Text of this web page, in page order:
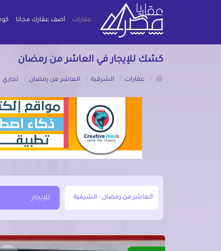
عقارات أضف عقارك مجانا
كشك للإيجار في العاشر من رمضان
/
عقارات / الشرقية / العاشر من رمضان / تجاري
أبحث عن مدينة, محافظة, حي للإيجار